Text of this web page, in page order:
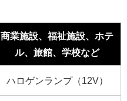
商業施設、福祉施設、ホテ
ル、旅館、学校など
ハロゲンランプ（12V）